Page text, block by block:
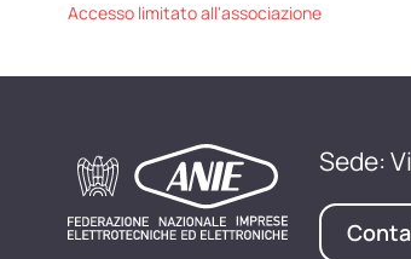
Accesso limitato all'associazione
Sede: